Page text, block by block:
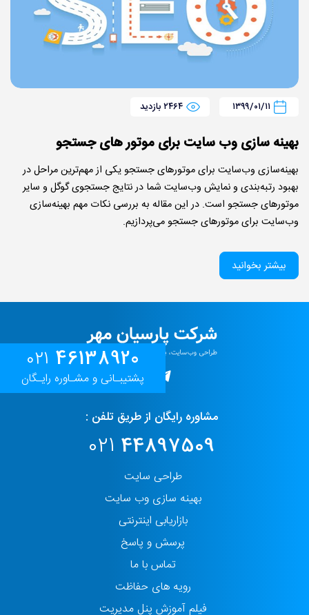
021 46138920
پشتیبـانی و مشـاوره رایـگان
۱۳۹۹/۰۱/۱۱ ۲۴۶۴ بازدید
بهینه سازی وب سایت برای موتور های جستجو
بهینه‌سازی وب‌سایت برای موتورهای جستجو یکی از مهم‌ترین مراحل در
بهبود رتبه‌بندی و نمایش وب‌سایت شما در نتایج جستجوی گوگل و سایر
موتورهای جستجو است. در این مقاله به بررسی نکات مهم بهینه‌سازی
وب‌سایت برای موتورهای جستجو می‌پردازیم.
بیشتر بخوانید
مشاوره رایگان از طریق تلفن :
021 44897509
طراحی سایت
بهینه سازی وب سایت
بازاریابی اینترنتی
پرسش و پاسخ
تماس با ما
رویه های حفاظت
فیلم آموزش پنل مدیریت